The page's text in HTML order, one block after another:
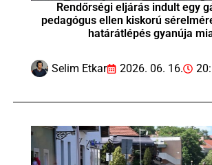
Rendőrségi eljárás indult egy
pedagógus ellen kiskorú
határátlépés gyanúja
Selim Etkar 2026. 06. 16.